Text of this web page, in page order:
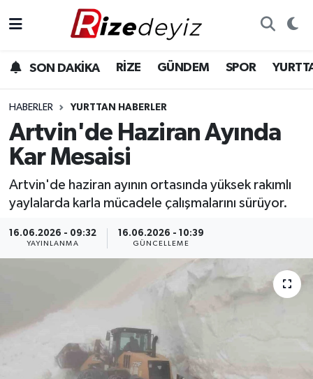
SON DAKİKA RİZE GÜNDEM SPOR
HABERLER YURTTAN HABERLER
Artvin'de Haziran Ayında
Kar Mesaisi
Artvin'de haziran ayının ortasında yüksek rakımlı
yaylalarda karla mücadele çalışmalarını sürüyor.
16.06.2026 - 09:32
YAYINLANMA
16.06.2026 - 10:39
GÜNCELLEME
Gündem
Yurttan Haberler
Ekonomi
Teknoloji
Sağlık
Rize Hava Durumu
Rize Trafik Yoğunluk Haritası
Süper Lig Puan Durumu ve Fikstür
Tüm Manşetler
Son Dakika Haberleri